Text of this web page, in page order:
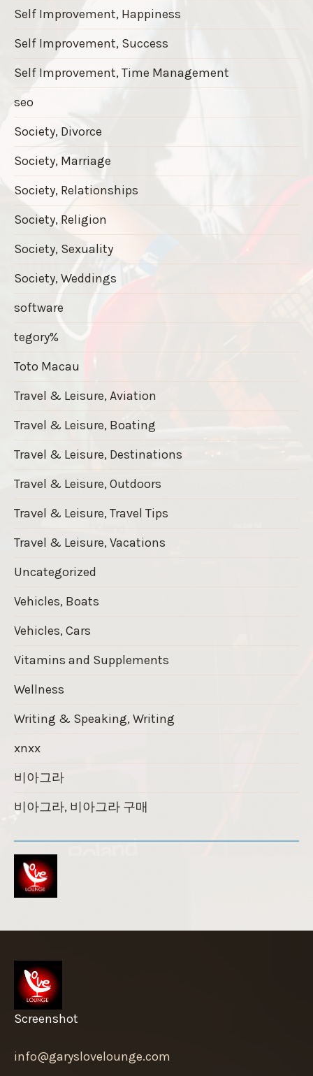
Self Improvement, Happiness
Self Improvement, Success
Self Improvement, Time Management
seo
Society, Divorce
Society, Marriage
Society, Relationships
Society, Religion
Society, Sexuality
Society, Weddings
software
tegory%
Toto Macau
Travel & Leisure, Aviation
Travel & Leisure, Boating
Travel & Leisure, Destinations
Travel & Leisure, Outdoors
Travel & Leisure, Travel Tips
Travel & Leisure, Vacations
Uncategorized
Vehicles, Boats
Vehicles, Cars
Vitamins and Supplements
Wellness
Writing & Speaking, Writing
xnxx
비아그라
비아그라, 비아그라 구매
Screenshot
info@garyslovelounge.com